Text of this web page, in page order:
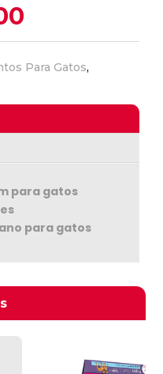
precio
actual
es:
Para Gatos,
para gatos
para gatos